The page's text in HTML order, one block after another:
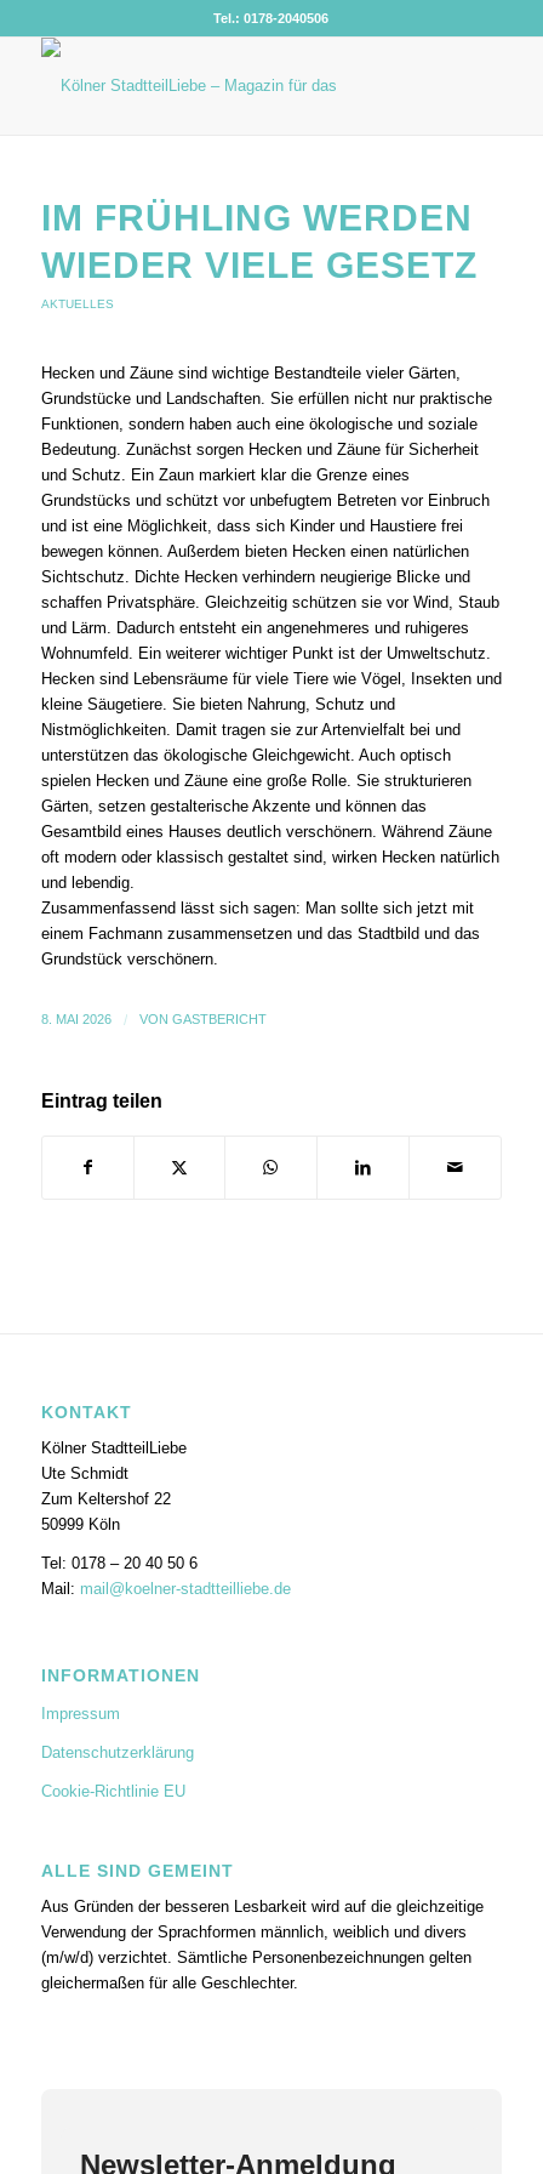
Tel.: 0178-2040506
IM FRÜHLING WERDEN
WIEDER VIELE GESETZ
AKTUELLES
Hecken und Zäune sind wichtige Bestandteile vieler Gärten,
Grundstücke und Landschaften. Sie erfüllen nicht nur praktische
Funktionen, sondern haben auch eine ökologische und soziale
Bedeutung. Zunächst sorgen Hecken und Zäune für Sicherheit
und Schutz. Ein Zaun markiert klar die Grenze eines
Grundstücks und schützt vor unbefugtem Betreten vor Einbruch
und ist eine Möglichkeit, dass sich Kinder und Haustiere frei
bewegen können. Außerdem bieten Hecken einen natürlichen
Sichtschutz. Dichte Hecken verhindern neugierige Blicke und
schaffen Privatsphäre. Gleichzeitig schützen sie vor Wind, Staub
und Lärm. Dadurch entsteht ein angenehmeres und ruhigeres
Wohnumfeld. Ein weiterer wichtiger Punkt ist der Umweltschutz.
Hecken sind Lebensräume für viele Tiere wie Vögel, Insekten und
kleine Säugetiere. Sie bieten Nahrung, Schutz und
Nistmöglichkeiten. Damit tragen sie zur Artenvielfalt bei und
unterstützen das ökologische Gleichgewicht. Auch optisch
spielen Hecken und Zäune eine große Rolle. Sie strukturieren
Gärten, setzen gestalterische Akzente und können das
Gesamtbild eines Hauses deutlich verschönern. Während Zäune
oft modern oder klassisch gestaltet sind, wirken Hecken natürlich
und lebendig.
Zusammenfassend lässt sich sagen: Man sollte sich jetzt mit
einem Fachmann zusammensetzen und das Stadtbild und das
Grundstück verschönern.
8. MAI 2026 / VON GASTBERICHT
Eintrag teilen
KONTAKT
Kölner StadtteilLiebe
Ute Schmidt
Zum Keltershof 22
50999 Köln
Tel: 0178 – 20 40 50 6
Mail: mail@koelner-stadtteilliebe.de
INFORMATIONEN
Impressum
Datenschutzerklärung
Cookie-Richtlinie EU
ALLE SIND GEMEINT
Aus Gründen der besseren Lesbarkeit wird auf die gleichzeitige
Verwendung der Sprachformen männlich, weiblich und divers
(m/w/d) verzichtet. Sämtliche Personenbezeichnungen gelten
gleichermaßen für alle Geschlechter.
Newsletter-Anmeldung